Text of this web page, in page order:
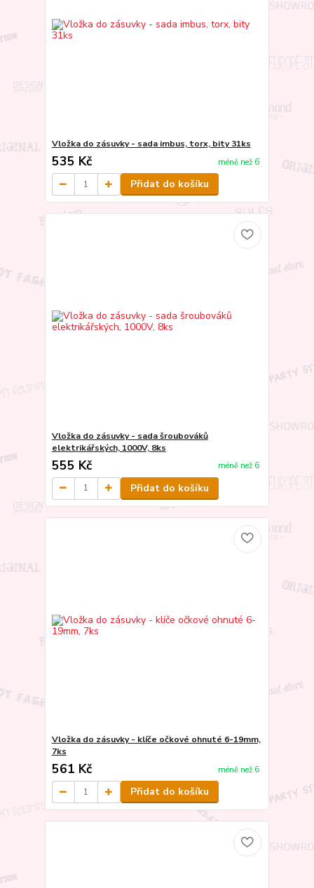
Vložka do zásuvky - sada imbus, torx, bity 31ks
535 Kč méně než 6
Přidat do košíku
Vložka do zásuvky - sada šroubováků
elektrikářských, 1000V, 8ks
555 Kč méně než 6
Přidat do košíku
Vložka do zásuvky - klíče očkové ohnuté 6-19mm,
7ks
561 Kč méně než 6
Přidat do košíku